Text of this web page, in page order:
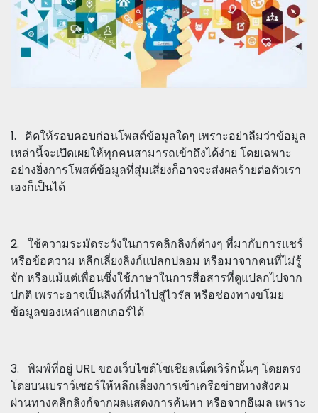
1. คิดให้รอบคอบก่อนโพสต์ข้อมูลใดๆ เพราะอย่าลืมว่าข้อมูล
เหล่านี้จะเปิดเผยให้ทุกคนสามารถเข้าถึงได้ง่าย โดยเฉพาะ
อย่างยิ่งการโพสต์ข้อมูลที่สุ่มเสี่ยงก็อาจจะส่งผลร้ายต่อตัวเรา
เองก็เป็นได้
2. ใช้ความระมัดระวังในการคลิกลิงก์ต่างๆ ที่มากับการแชร์
หรือข้อความ หลีกเลี่ยงลิงก์แปลกปลอม หรือมาจากคนที่ไม่รู้
จัก หรือแม้แต่เพื่อนซึ่งใช้ภาษาในการสื่อสารที่ดูแปลกไปจาก
ปกติ เพราะอาจเป็นลิงก์ที่นำไปสู่ไวรัส หรือช่องทางขโมย
ข้อมูลของเหล่าแฮกเกอร์ได้
3. พิมพ์ที่อยู่ URL ของเว็บไซด์โซเชียลเน็ตเวิร์กนั้นๆ โดยตรง
โดยบนเบราว์เซอร์ให้หลีกเลี่ยงการเข้าเครือข่ายทางสังคม
ผ่านทางคลิกลิงก์จากผลแสดงการค้นหา หรือจากอีเมล เพราะ